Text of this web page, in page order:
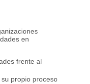
en
frente al
propio proceso